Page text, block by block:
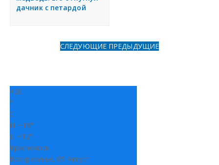
дачник с петардой
СЛЕДУЮЩИЕ ПРЕДЫДУЩИЕ
+20
°
C
H: +19°
L: +12°
Красноярск
Воскресенье, 09 Август